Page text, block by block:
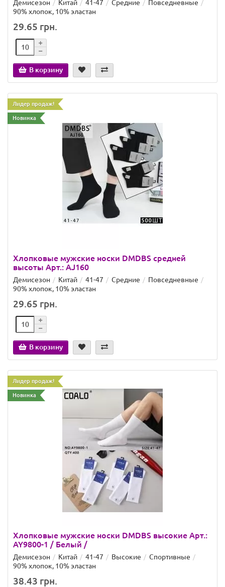
Демисезон Китай 41-47 Средние
Повседневные
90% хлопок, 10% эластан
29.65 грн.
В корзину
Лидер продаж!
Новинка
Хлопковые мужские носки DMDBS средней
высоты Арт.: AJ160
Демисезон Китай 41-47 Средние
Повседневные
90% хлопок, 10% эластан
29.65 грн.
В корзину
Лидер продаж!
Новинка
Хлопковые мужские носки DMDBS высокие Арт.:
AY9800-1 / Белый /
Демисезон Китай 41-47 Высокие
Спортивные
90% хлопок, 10% эластан
38.43 грн.